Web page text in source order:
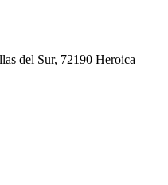
del Sur, 72190 Heroica